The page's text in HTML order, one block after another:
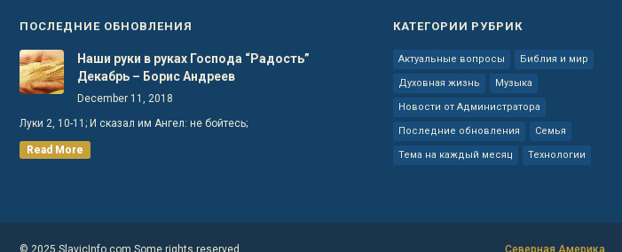
ПОСЛЕДНИЕ ОБНОВЛЕНИЯ
Наши руки в руках Господа “Радость”
Декабрь – Борис Андреев
December 11, 2018
Луки 2, 10-11; И сказал им Ангел: не бойтесь;
Read More
КАТЕГОРИИ РУБРИК
Актуальные вопросы Библия и мир
Духовная жизнь Музыка
Новости от Администратора
Последние обновления Семья
Тема на каждый месяц Технологии